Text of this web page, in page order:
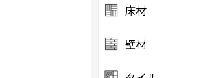
床材
壁材